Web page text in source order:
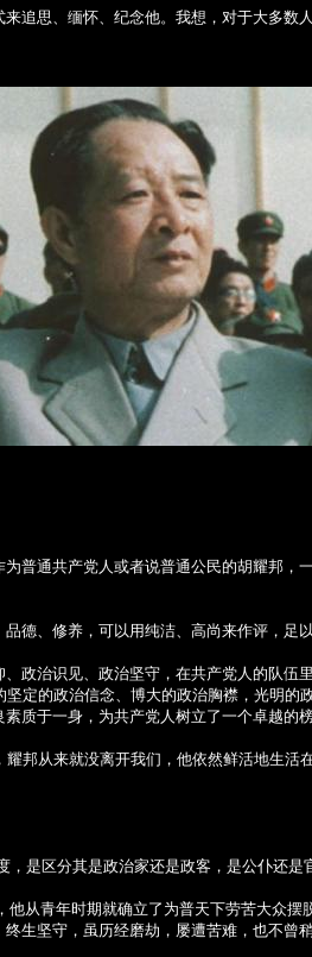
追思、缅怀、纪念他。我想，对于大多数
普通共产党人或者说普通公民的胡耀邦，
德、修养，可以用纯洁、高尚来作评，足以
政治识见、政治坚守，在共产党人的队伍
定的政治信念、博大的政治胸襟，光明的
质于一身，为共产党人树立了一个卓越的榜
耀邦从来就没离开我们，他依然鲜活地生活
是区分其是政治家还是政客，是公仆还是
他从青年时期就确立了为普天下劳苦大众摆
生坚守，虽历经磨劫，屡遭苦难，也不曾稍